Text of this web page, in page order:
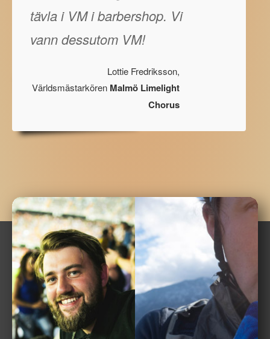
tävla i VM i barbershop. Vi
vann dessutom VM!
Lottie Fredriksson,
Världsmästarkören Malmö Limelight
Chorus